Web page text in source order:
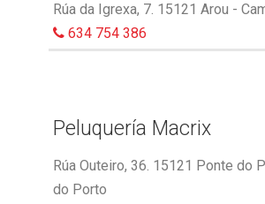
Rúa da Igrexa, 7. 15121 Arou -
634 754 386
Peluquería Macrix
Rúa Outeiro, 36. 15121 Ponte do
do Porto